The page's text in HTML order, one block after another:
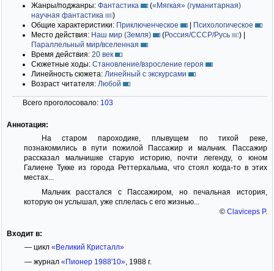
Жанры/поджанры: Фантастика («Мягкая» (гуманитарная)
научная фантастика
)
Общие характеристики: Приключенческое | Психологическое
Место действия: Наш мир (Земля) (Россия/СССР/Русь ) |
Параллельный мир/вселенная
Время действия: 20 век
Сюжетные ходы: Становление/взросление героя
Линейность сюжета: Линейный с экскурсами
Возраст читателя: Любой
Всего проголосовало: 103
Аннотация:
На старом пароходике, плывущем по тихой реке,
познакомились в пути пожилой Пассажир и мальчик. Пассажир
рассказал мальчишке старую историю, почти легенду, о юном
Галиене Тукке из города Реттерхальма, что стоял когда-то в этих
местах...
Мальчик расстался с Пассажиром, но печальная история,
которую он услышал, уже сплелась с его жизнью...
© Claviceps P.
Входит в:
— цикл «Великий Кристалл»
— журнал «Пионер 1988'10», 1988 г.